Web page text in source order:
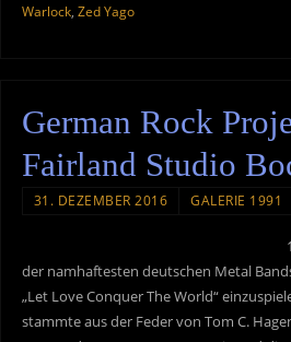
Warlock, Zed Yago
German Rock
Fairland Studio
31. DEZEMBER 2016 GALERIE 1991
der namhaftesten deutschen Metal
„Let Love Conquer The World“
stammte aus der Feder von Tom C.